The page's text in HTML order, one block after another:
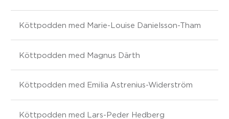
Köttpodden med Marie-Louise Danielsson-Tham
Köttpodden med Magnus Därth
Köttpodden med Emilia Astrenius-Widerström
Köttpodden med Lars-Peder Hedberg